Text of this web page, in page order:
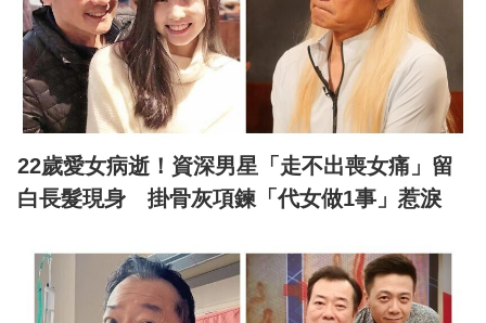
22歲愛女病逝！資深男星「走不出喪女痛」留
白長髮現身 掛骨灰項鍊「代女做1事」惹淚